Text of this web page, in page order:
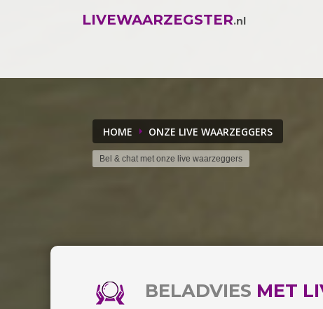
LIVEWAARZEGSTER.nl
HOME ONZE LIVE WAARZEGGERS
Bel & chat met onze live waarzeggers
BELADVIES MET